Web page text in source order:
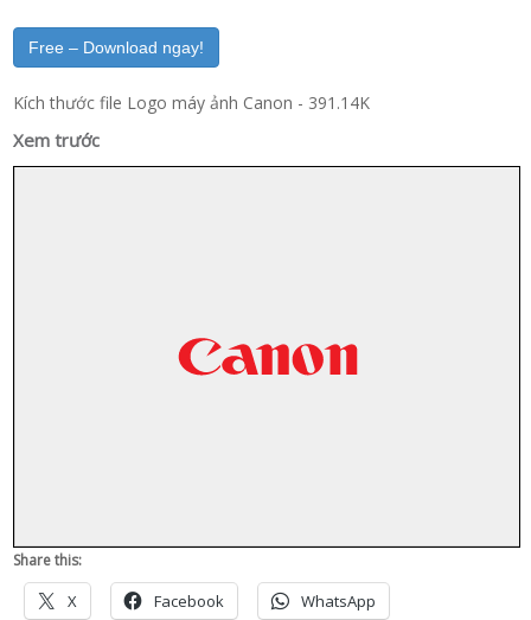
Free – Download ngay!
Kích thước file Logo máy ảnh Canon - 391.14K
Xem trước
Share this:
X Facebook WhatsApp